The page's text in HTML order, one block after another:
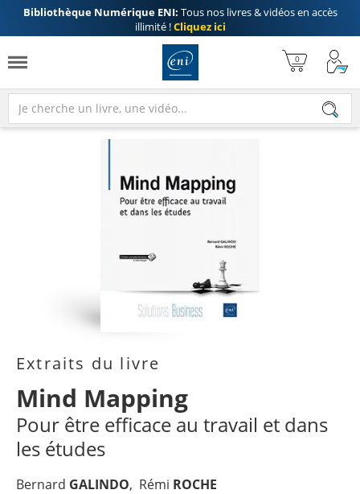
Bibliothèque Numérique ENI: Tous nos livres & vidéos en accès
illimité !Cliquez ici
Extraits du livre
Mind Mapping
Pour être efficace au travail et dans
les études
Bernard GALINDO Rémi ROCHE